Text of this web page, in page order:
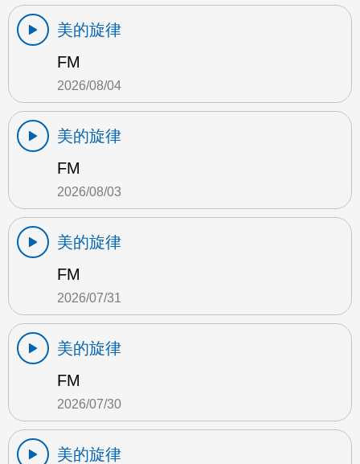
美的旋律
FM
2026/08/04
美的旋律
FM
2026/08/03
美的旋律
FM
2026/07/31
美的旋律
FM
2026/07/30
美的旋律